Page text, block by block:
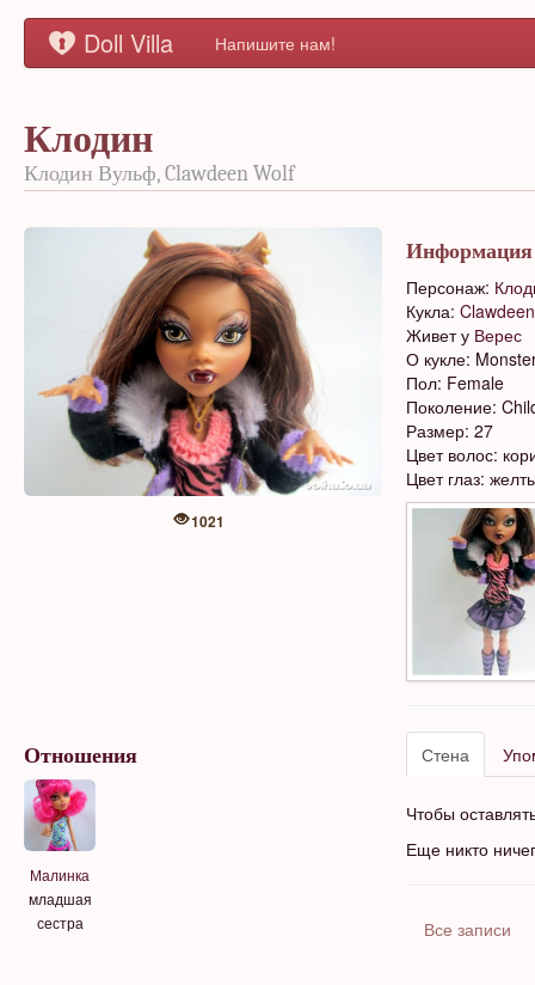
Doll Villa Напишите нам!
Клодин
Клодин Вульф, Clawdeen Wolf
1021
Информация
Персонаж:
Кукла:
Живет у Верес
О кукле:
Пол: Female
Поколение:
Размер: 27
Цвет волос:
Цвет глаз:
Отношения
Малинка
младшая
сестра
Стена
Чтобы
Еще никто
Все записи